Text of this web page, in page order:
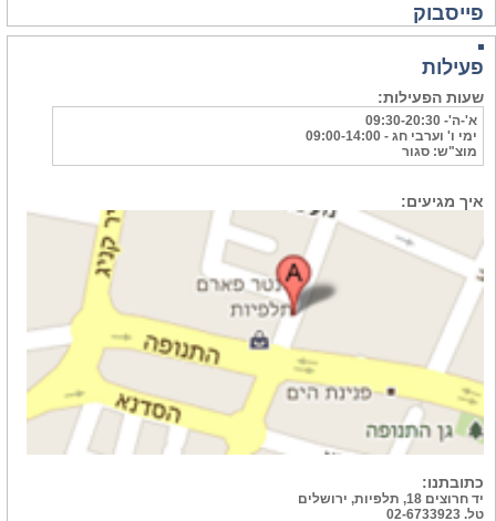
פייסבוק
פעילות
שעות הפעילות:
א'-ה'- 09:30-20:30
ימי ו' וערבי חג - 09:00-14:00
מוצ"ש: סגור
איך מגיעים:
כתובתנו:
יד חרוצים 18, תלפיות, ירושלים
טל. 02-6733923